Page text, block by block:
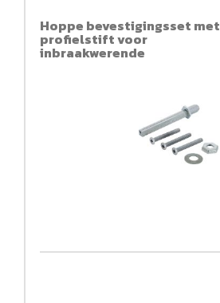
Hoppe bevestigingsset met
profielstift voor
inbraakwerende